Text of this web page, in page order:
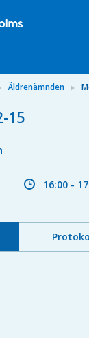
Äldrenämnden
15
16:00 -